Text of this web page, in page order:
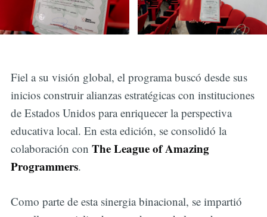
Fiel a su visión global, el programa buscó desde sus
inicios construir alianzas estratégicas con instituciones
de Estados Unidos para enriquecer la perspectiva
educativa local. En esta edición, se consolidó la
colaboración con The League of Amazing
Programmers.
Como parte de esta sinergia binacional, se impartió